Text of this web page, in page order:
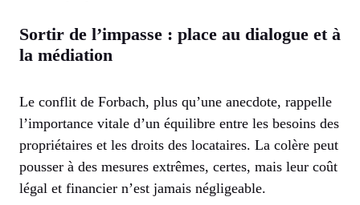
Sortir de l’impasse : place au dialogue et à
la médiation
Le conflit de Forbach, plus qu’une anecdote, rappelle
l’importance vitale d’un équilibre entre les besoins des
propriétaires et les droits des locataires. La colère peut
pousser à des mesures extrêmes, certes, mais leur coût
légal et financier n’est jamais négligeable.